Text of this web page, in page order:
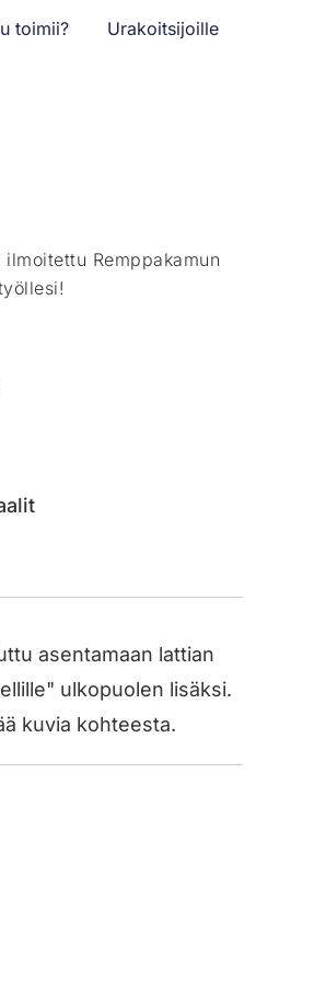
toimii? Urakoitsijoille
Remppakamun
asentamaan lattian
ulkopuolen lisäksi.
kuvia kohteesta.